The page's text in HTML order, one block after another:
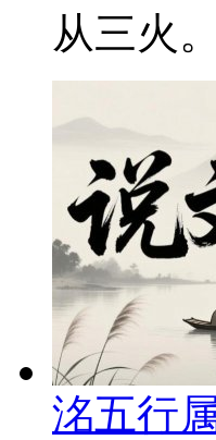
从三火
洺五行